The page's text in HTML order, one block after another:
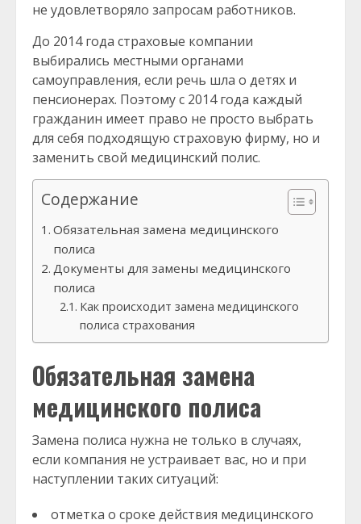
не удовлетворяло запросам работников.
До 2014 года страховые компании
выбирались местными органами
самоуправления, если речь шла о детях и
пенсионерах. Поэтому с 2014 года каждый
гражданин имеет право не просто выбрать
для себя подходящую страховую фирму, но и
заменить свой медицинский полис.
Содержание
Обязательная замена медицинского
полиса
Документы для замены медицинского
полиса
Как происходит замена медицинского
полиса страхования
Обязательная замена
медицинского полиса
Замена полиса нужна не только в случаях,
если компания не устраивает вас, но и при
наступлении таких ситуаций:
отметка о сроке действия медицинского